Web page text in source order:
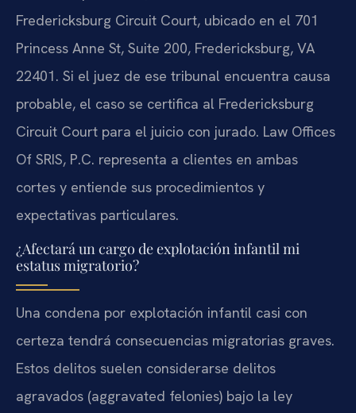
Fredericksburg Circuit Court, ubicado en el 701
Princess Anne St, Suite 200, Fredericksburg, VA
22401. Si el juez de ese tribunal encuentra causa
probable, el caso se certifica al Fredericksburg
Circuit Court para el juicio con jurado. Law Offices
Of SRIS, P.C. representa a clientes en ambas
cortes y entiende sus procedimientos y
expectativas particulares.
¿Afectará un cargo de explotación infantil mi
estatus migratorio?
Una condena por explotación infantil casi con
certeza tendrá consecuencias migratorias graves.
Estos delitos suelen considerarse delitos
agravados (aggravated felonies) bajo la ley